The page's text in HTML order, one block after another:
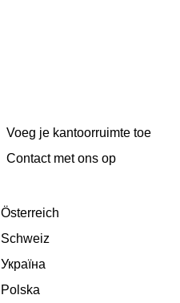
Voeg je kantoorruimte toe
Сontact met ons op
Österreich
Schweiz
Україна
Polska